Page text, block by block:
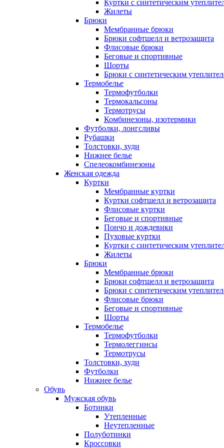
Куртки с синтетическим
Жилеты
Брюки
Мембранные брюки
Брюки софтшелл и ветрозащита
Флисовые брюки
Беговые и спортивные
Шорты
Брюки с синтетическим
Термобелье
Термофутболки
Термокальсоны
Термотрусы
Комбинезоны, изотермики
Футболки, лонгсливы
Рубашки
Толстовки, худи
Нижнее белье
Спелеокомбинезоны
Женская одежда
Куртки
Мембранные куртки
Куртки софтшелл и ветрозащита
Флисовые куртки
Беговые и спортивные
Пончо и дождевики
Пуховые куртки
Куртки с синтетическим
Жилеты
Брюки
Мембранные брюки
Брюки софтшелл и ветрозащита
Брюки с синтетическим
Флисовые брюки
Беговые и спортивные
Шорты
Термобелье
Термофутболки
Термолеггинсы
Термотрусы
Толстовки, худи
Футболки
Нижнее белье
Обувь
Мужская обувь
Ботинки
Утепленные
Неутепленные
Полуботинки
Кроссовки